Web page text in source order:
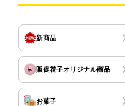
新商品
販促花子オリジナル商品
お菓子